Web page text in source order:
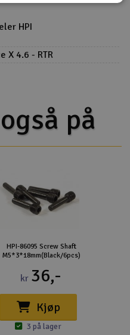
HPI
X 4.6 - RTR
på
HPI-86095 Screw Shaft
M5*3*18mm(Black/6pcs)
kr 36,-
Kjøp
3 på lager